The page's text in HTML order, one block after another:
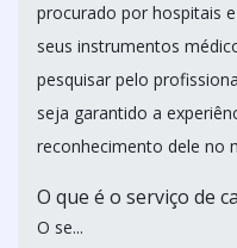
procurado por hospitais
seus instrumentos
pesquisar pelo
seja garantido a
reconhecimento dele no
O que é o serviço de
O se...